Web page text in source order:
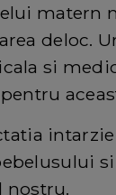
matern
deloc.
si
intarzie
si
nostru.